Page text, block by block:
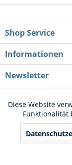
Shop Service
Informationen
Newsletter
* Alle Preise inkl.
Funktionale
Marketing
Diese Website
Funktionalität